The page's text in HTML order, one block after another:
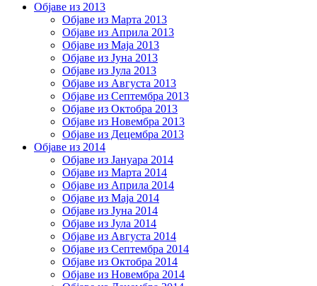
Објаве из 2013
Објаве из Марта 2013
Објаве из Априла 2013
Објаве из Маја 2013
Објаве из Јунa 2013
Објаве из Јула 2013
Објаве из Августа 2013
Објаве из Септембра 2013
Објаве из Октобра 2013
Објаве из Новембра 2013
Објаве из Децембра 2013
Објаве из 2014
Објаве из Јануара 2014
Објаве из Марта 2014
Објаве из Априла 2014
Објаве из Маја 2014
Објаве из Јуна 2014
Објаве из Јула 2014
Објаве из Августа 2014
Објаве из Септембра 2014
Објаве из Октобра 2014
Објаве из Новембра 2014